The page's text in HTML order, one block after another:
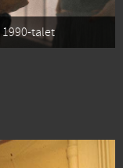
1990-talet